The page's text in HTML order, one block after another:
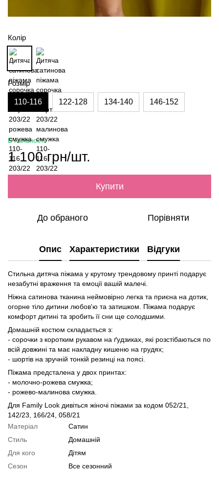
Колір
Розмір
110-116 122-128 134-140 146-152
В наявності
1 100 грн/шт.
Купити
До обраного Порівняти
Опис Характеристики Відгуки
Стильна дитяча піжама у крутому трендовому принті подарує
незабутні враження та емоції вашій малечі.
Ніжна сатинова тканина неймовірно легка та приєна на дотик,
огорне тіло дитини любов'ю та затишком. Піжама подарує
комфорт дитині та зробить її сни ще солодшими.
Домашній костюм складається з:
- сорочки з коротким рукавом на ґудзиках, які розстібаються по
всій довжині та має накладну кишеню на грудях;
- шортів на зручній тонкій резинці на поясі.
Піжама предсталена у двох принтах:
- молочно-рожева смужка;
- рожево-малинова смужка.
Для Family Look дивіться жіночі піжами за кодом 052/21,
142/23, 166/24, 058/21
Матеріал
Сатин
Стиль
Домашній
Для кого
Дітям
Сезон
Все сезонний